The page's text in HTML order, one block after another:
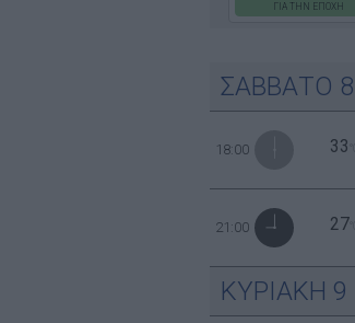
ΓΙΑ ΤΗΝ ΕΠΟΧΗ
ΣΑΒΒΑΤΟ 8
18:00 33
21:00 27
ΚΥΡΙΑΚΗ 9